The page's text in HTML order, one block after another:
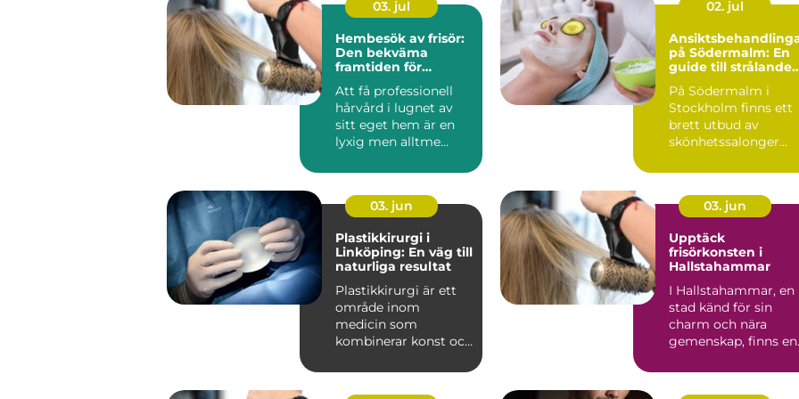
03. jul
Hembesök av frisör:
Den bekväma
framtiden för
Att få professionell
hårvård i lugnet av
sitt eget hem är en
lyxig men alltme...
02. jul
på Södermalm: En
guide till strålande
På Södermalm i
Stockholm finns ett
brett utbud av
skönhetssalonger
03. jun
Plastikkirurgi i
Linköping: En väg till
naturliga resultat
Plastikkirurgi är ett
område inom
medicin som
kombinerar konst och
03. jun
Upptäck
frisörkonsten i
Hallstahammar
I Hallstahammar, en
stad känd för sin
charm och nära
gemenskap, finns en